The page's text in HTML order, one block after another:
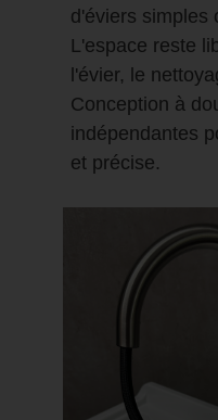
d'éviers simples
L'espace reste
l'évier, le
Conception à
indépendantes
et précise.